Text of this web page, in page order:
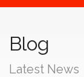
Blog
Latest News